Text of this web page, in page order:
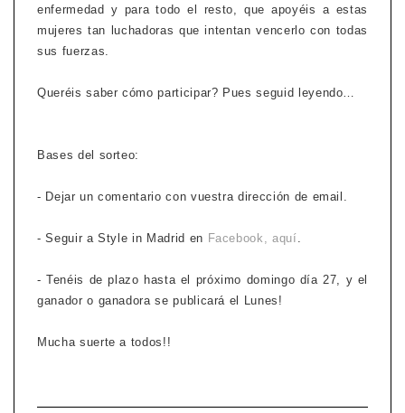
enfermedad y para todo el resto, que apoyéis a estas
mujeres tan luchadoras que intentan vencerlo con todas
sus fuerzas.
Queréis saber cómo participar? Pues seguid leyendo…
Bases del sorteo:
- Dejar un comentario con vuestra dirección de email.
- Seguir a Style in Madrid en Facebook, aquí.
- Tenéis de plazo hasta el próximo domingo día 27, y el
ganador o ganadora se publicará el Lunes!
Mucha suerte a todos!!